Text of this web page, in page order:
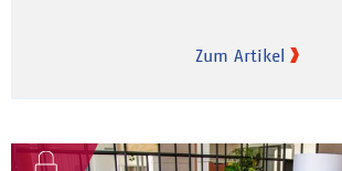
Zum Artikel